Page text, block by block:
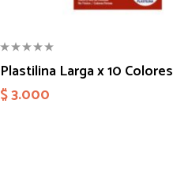
Plastilina Larga x 10 Colores
$3.000